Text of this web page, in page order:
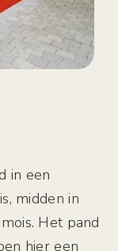
in een
midden in
Het pand
hier een